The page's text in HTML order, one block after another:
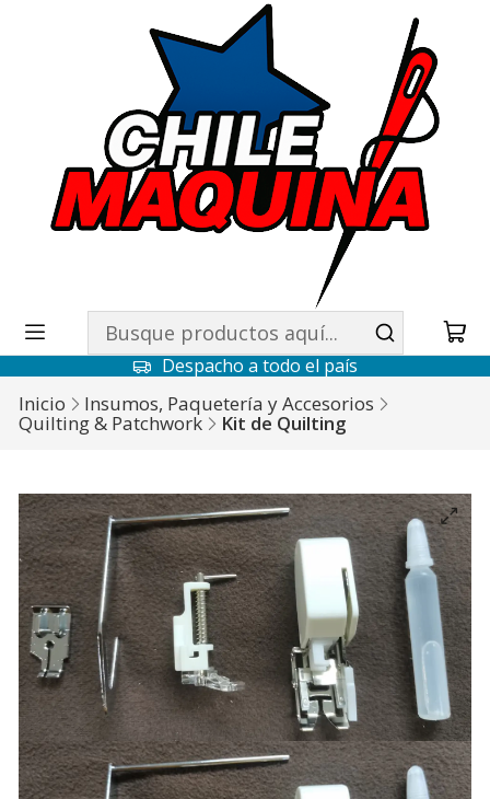
Despacho a todo el país
Inicio Insumos, Paquetería y Accesorios
Quilting & Patchwork Kit de Quilting